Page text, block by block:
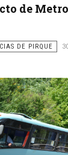
de
DE PIRQUE